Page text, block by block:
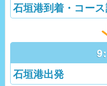
石垣港到着・コー
石垣港出発